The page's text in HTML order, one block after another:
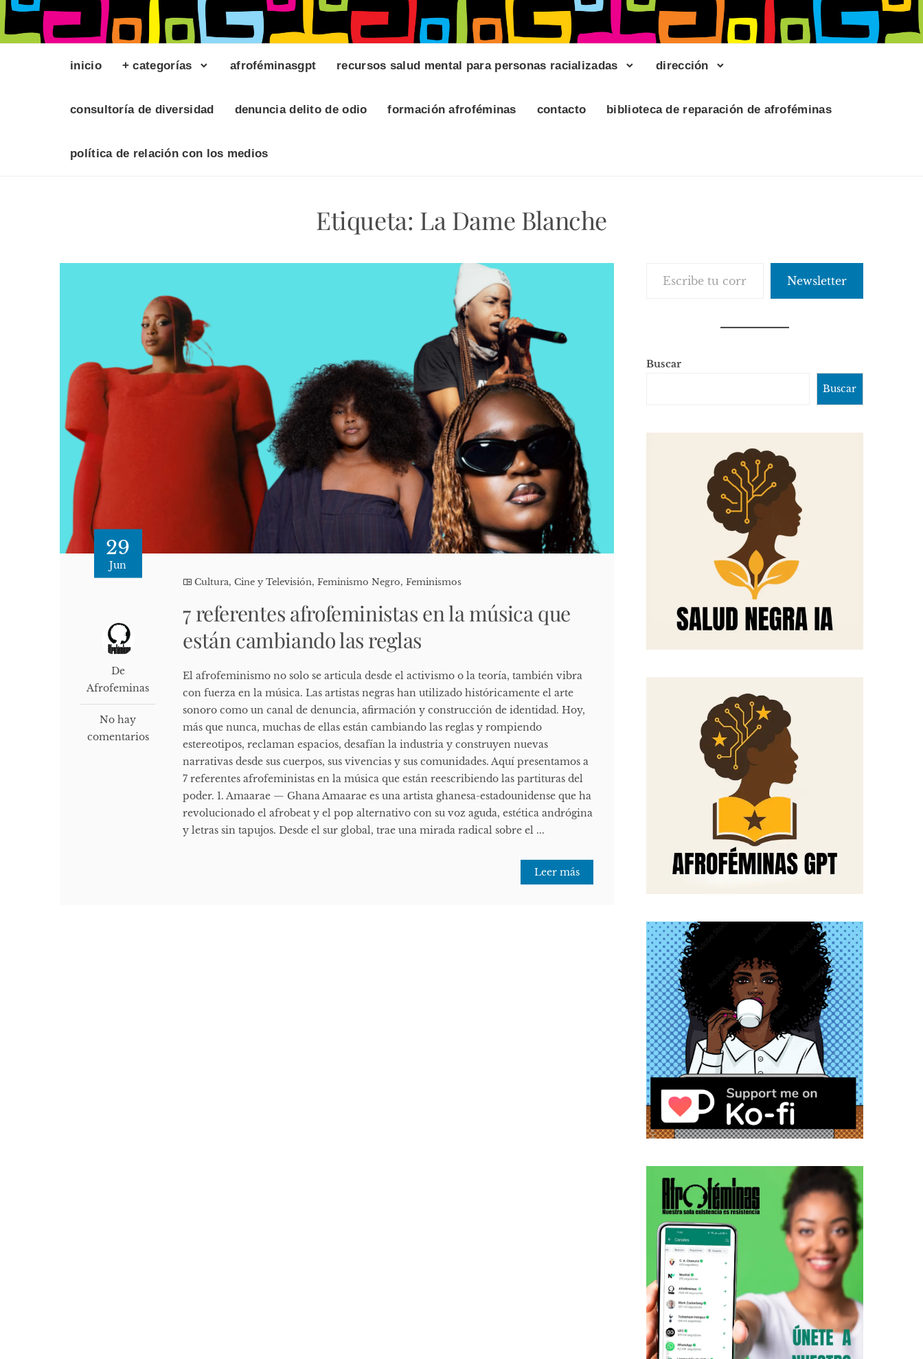
inicio + categorías afroféminasgpt recursos salud mental para personas racializadas dirección
consultoría de diversidad denuncia delito de odio formación afroféminas contacto biblioteca de reparación de afroféminas
política de relación con los medios
Etiqueta: La Dame Blanche
29
Jun
De
Afrofeminas
No hay
comentarios
Cultura, Cine y Televisión,Feminismo Negro,Feminismos
7 referentes afrofeministas en la música que
están cambiando las reglas
El afrofeminismo no solo se articula desde el activismo o la teoría, también vibra
con fuerza en la música. Las artistas negras han utilizado históricamente el arte
sonoro como un canal de denuncia, afirmación y construcción de identidad. Hoy,
más que nunca, muchas de ellas están cambiando las reglas y rompiendo
estereotipos, reclaman espacios, desafían la industria y construyen nuevas
narrativas desde sus cuerpos, sus vivencias y sus comunidades. Aquí presentamos a
7 referentes afrofeministas en la música que están reescribiendo las partituras del
poder. 1. Amaarae — Ghana Amaarae es una artista ghanesa-estadounidense que ha
revolucionado el afrobeat y el pop alternativo con su voz aguda, estética andrógina
y letras sin tapujos. Desde el sur global, trae una mirada radical sobre el ...
Leer más
Newsletter
Buscar
Buscar